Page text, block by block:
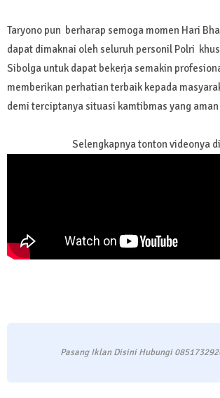
Taryono pun berharap semoga momen Hari
dapat dimaknai oleh seluruh personil Polri
Sibolga untuk dapat bekerja semakin
memberikan perhatian terbaik kepada
demi terciptanya situasi kamtibmas yang
Selengkapnya tonton videonya
Pasang Iklan Disini Hubungi